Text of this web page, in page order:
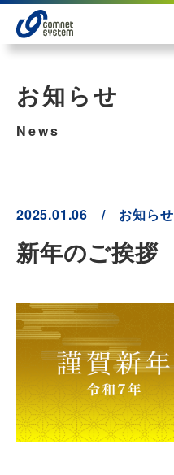
お知らせ
News
2025.01.06 / お知らせ
新年のご挨拶